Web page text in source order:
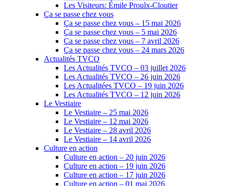
Les Visiteurs: Émile Proulx-Cloutier
Ça se passe chez vous
Ça se passe chez vous – 15 mai 2026
Ça se passe chez vous – 5 mai 2026
Ça se passe chez vous – 7 avril 2026
Ça se passe chez vous – 24 mars 2026
Actualités TVCO
Les Actualités TVCO – 03 juillet 2026
Les Actualités TVCO – 26 juin 2026
Les Actualitées TVCO – 19 juin 2026
Les Actualités TVCO – 12 juin 2026
Le Vestiaire
Le Vestiaire – 25 mai 2026
Le Vestiaire – 12 mai 2026
Le Vestiaire – 28 avril 2026
Le Vestiaire – 14 avril 2026
Culture en action
Culture en action – 20 juin 2026
Culture en action – 19 juin 2026
Culture en action – 17 juin 2026
Culture en action – 01 mai 2026